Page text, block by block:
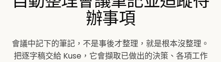
辦事項
會議中記下的筆記，不是事後才整理，就是根本沒整理。
把逐字稿交給 Kuse，它會擷取已做出的決策、各項工作